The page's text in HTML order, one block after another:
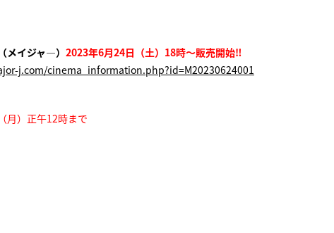
メイジャ―） 2023年6月24日（土）18時～販売開始‼
j.com/cinema_information.php?id=M20230624001
月）正午12時まで